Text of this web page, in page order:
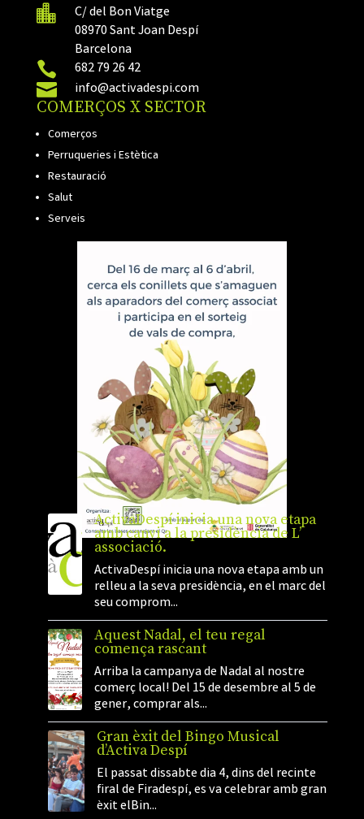

C/ del Bon Viatge
08970 Sant Joan Despí
Barcelona
 682 79 26 42
 info@activadespi.com
COMERÇOS X SECTOR
Comerços
Perruqueries i Estètica
Restauració
Salut
Serveis
ActivaDespí inicia una nova etapa
amb canvi a la presidència de L’
associació.
ActivaDespí inicia una nova etapa amb un
relleu a la seva presidència, en el marc del
seu comprom...
Aquest Nadal, el teu regal
comença rascant
Arriba la campanya de Nadal al nostre
comerç local! Del 15 de desembre al 5 de
gener, comprar als...
Gran èxit del Bingo Musical
d’Activa Despí
El passat dissabte dia 4, dins del recinte
firal de Firadespí, es va celebrar amb gran
èxit elBin...